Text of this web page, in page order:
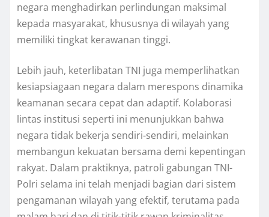
negara menghadirkan perlindungan maksimal
kepada masyarakat, khususnya di wilayah yang
memiliki tingkat kerawanan tinggi.
Lebih jauh, keterlibatan TNI juga memperlihatkan
kesiapsiagaan negara dalam merespons dinamika
keamanan secara cepat dan adaptif. Kolaborasi
lintas institusi seperti ini menunjukkan bahwa
negara tidak bekerja sendiri-sendiri, melainkan
membangun kekuatan bersama demi kepentingan
rakyat. Dalam praktiknya, patroli gabungan TNI-
Polri selama ini telah menjadi bagian dari sistem
pengamanan wilayah yang efektif, terutama pada